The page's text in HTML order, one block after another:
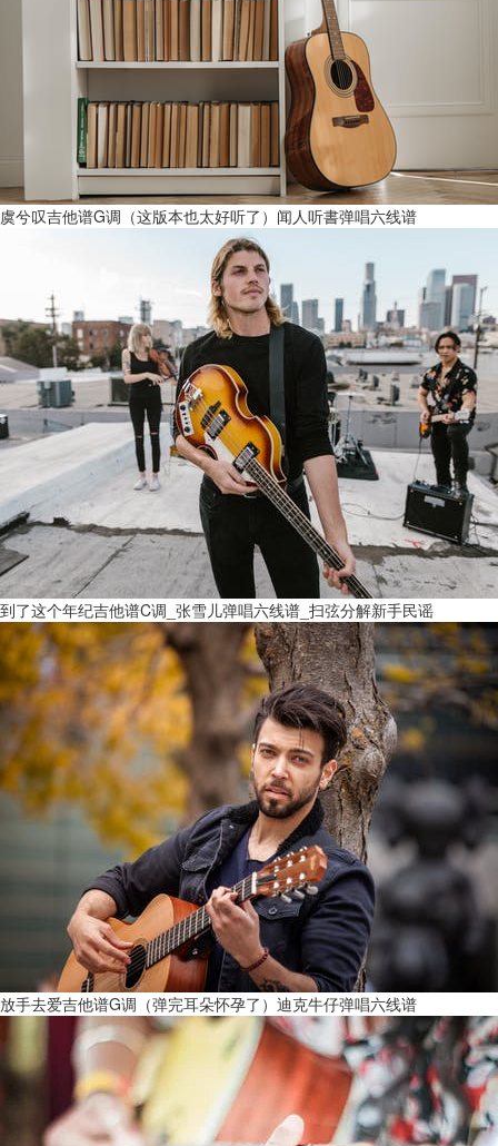
虞兮叹吉他谱G调（这版本也太好听了）闻人听書弹唱六线谱
到了这个年纪吉他谱C调_张雪儿弹唱六线谱_扫弦分解新手民谣
放手去爱吉他谱G调（弹完耳朵怀孕了）迪克牛仔弹唱六线谱